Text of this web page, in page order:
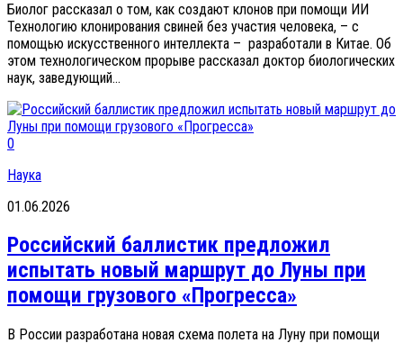
Биолог рассказал о том, как создают клонов при помощи ИИ
Технологию клонирования свиней без участия человека, – с
помощью искусственного интеллекта – разработали в Китае. Об
этом технологическом прорыве рассказал доктор биологических
наук, заведующий...
0
Наука
01.06.2026
Российский баллистик предложил
испытать новый маршрут до Луны при
помощи грузового «Прогресса»
В России разработана новая схема полета на Луну при помощи